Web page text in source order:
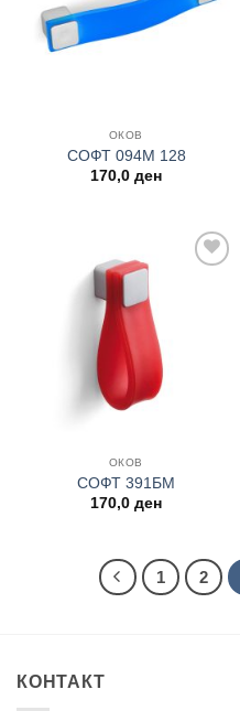
ОКОВ
СОФТ 094M 128
170,0 ден
ОКОВ
СОФТ 391БМ
170,0 ден
1 2
КОНТАКТ